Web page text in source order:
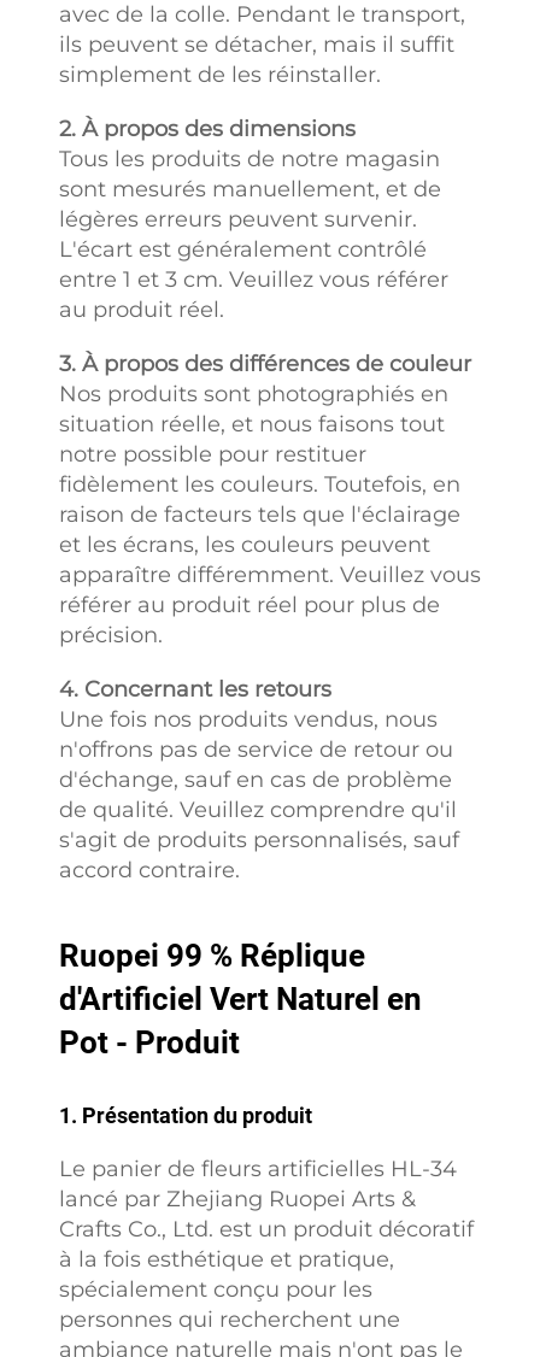
avec de la colle. Pendant le transport,
ils peuvent se détacher, mais il suffit
simplement de les réinstaller.
2. À propos des dimensions
Tous les produits de notre magasin
sont mesurés manuellement, et de
légères erreurs peuvent survenir.
L'écart est généralement contrôlé
entre 1 et 3 cm. Veuillez vous référer
au produit réel.
3. À propos des différences de couleur
Nos produits sont photographiés en
situation réelle, et nous faisons tout
notre possible pour restituer
fidèlement les couleurs. Toutefois, en
raison de facteurs tels que l'éclairage
et les écrans, les couleurs peuvent
apparaître différemment. Veuillez vous
référer au produit réel pour plus de
précision.
4. Concernant les retours
Une fois nos produits vendus, nous
n'offrons pas de service de retour ou
d'échange, sauf en cas de problème
de qualité. Veuillez comprendre qu'il
s'agit de produits personnalisés, sauf
accord contraire.
Ruopei 99 % Réplique
d'Artificiel Vert Naturel en
Pot - Produit
1. Présentation du produit
Le panier de fleurs artificielles HL-34
lancé par Zhejiang Ruopei Arts &
Crafts Co., Ltd. est un produit décoratif
à la fois esthétique et pratique,
spécialement conçu pour les
personnes qui recherchent une
ambiance naturelle mais n'ont pas le